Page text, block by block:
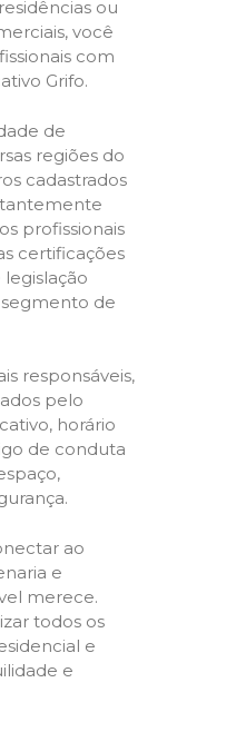
ou
você
com
Grifo.
de
regiões do
cadastrados
profissionais
certificações
de
responsáveis,
pelo
horário
de conduta
ao
e
merece.
todos os
e
e